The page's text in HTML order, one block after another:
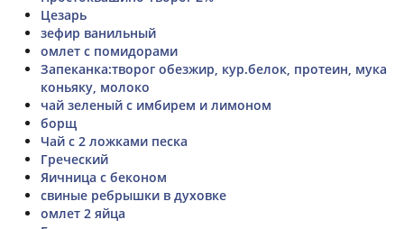
Цезарь
зефир ванильный
омлет с помидорами
Запеканка:творог обезжир, кур.белок, протеин, мука
коньяку, молоко
чай зеленый с имбирем и лимоном
борщ
Чай с 2 ложками песка
Греческий
Яичница с беконом
свиные ребрышки в духовке
омлет 2 яйца